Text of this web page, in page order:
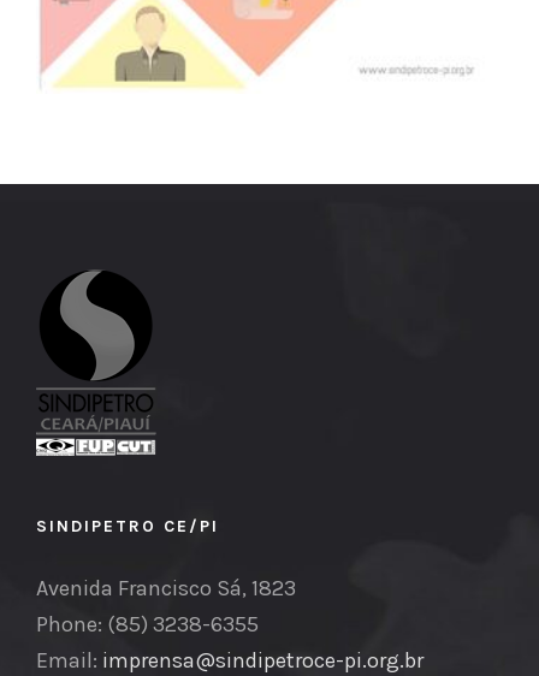
SINDIPETRO CE/PI
Avenida Francisco Sá, 1823
Phone: (85) 3238-6355
Email: imprensa@sindipetroce-pi.org.br